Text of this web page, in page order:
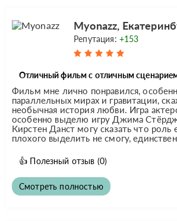
Myonazz,
Репутация: +153
Отличный фильм с отличным
Фильм мне лично понравился,
параллельных мирах и гравитации,
необычная история любви. Игра
особенно выделю игру Джима
Кирстен Данст могу сказать что роль
плохого выделить не смогу,
👍 Полезный отзыв (0)
Смотреть полностью